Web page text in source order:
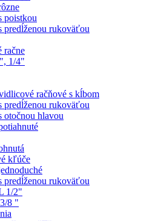
poistkou
predĺženou rukoväťou
račne
1/4"
račňové s kĺbom
predĺženou rukoväťou
otočnou hlavou
kľúče
predĺženou rukoväťou
1/2"
8 "